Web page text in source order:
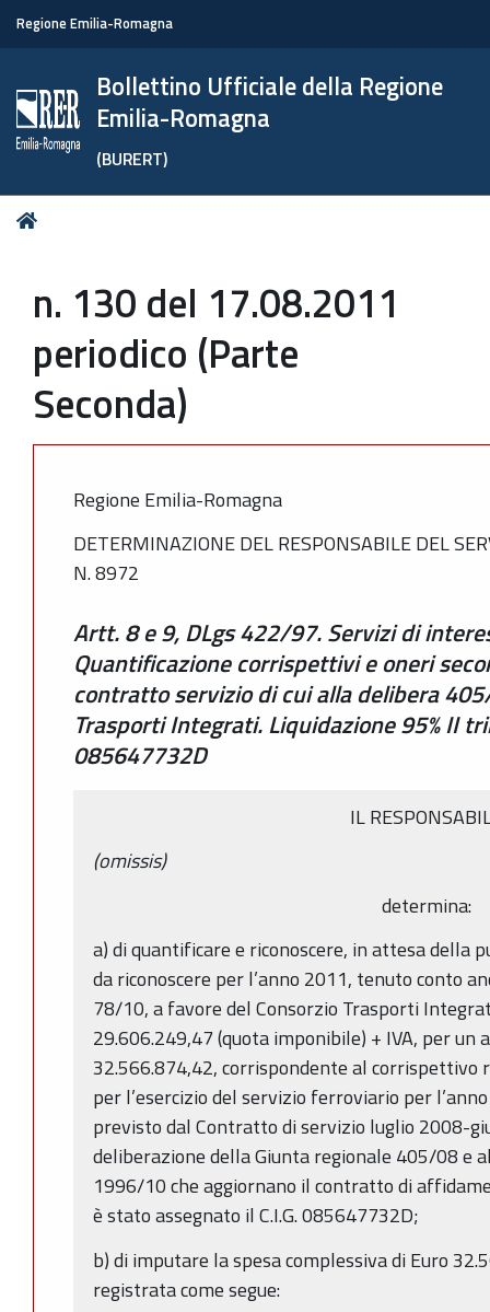
Regione Emilia-Romagna
Bollettino Ufficiale della Regione
Emilia-Romagna
(BURERT)
Tu
n. 130 del 17.08.2011
periodico (Parte
Seconda)
Regione Emilia-Romagna
DETERMINAZIONE DEL RESPONSABILE DEL
N. 8972
Artt. 8 e 9, DLgs 422/97. Servizi di
Quantificazione corrispettivi e oneri
contratto servizio di cui alla delibera
Trasporti Integrati. Liquidazione 95% II
085647732D
IL
(omissis)
determina:
a) di quantificare e riconoscere, in attesa della
da riconoscere per l’anno 2011, tenuto conto
78/10, a favore del Consorzio Trasporti
29.606.249,47 (quota imponibile) + IVA, per un
32.566.874,42, corrispondente al
per l’esercizio del servizio ferroviario per
previsto dal Contratto di servizio luglio 2008-
deliberazione della Giunta regionale 405/08 e
1996/10 che aggiornano il contratto di
è stato assegnato il C.I.G. 085647732D;
b) di imputare la spesa complessiva di Euro
registrata come segue: